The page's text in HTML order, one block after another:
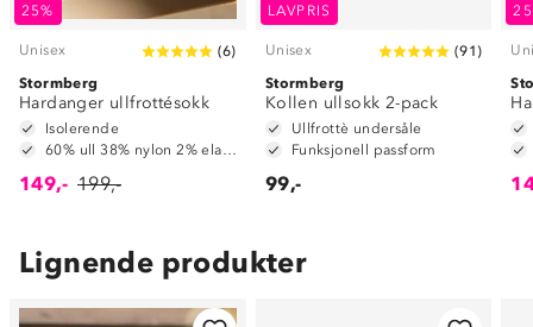
25%
Unisex (6)
Stormberg
Hardanger ullfrottésokk
Isolerende
149,- 199,-
LAVPRIS
Unisex (91 )
Stormberg
Kollen ullsokk 2-pack
Ullfrottè undersåle
Funksjonell passform
99,-
Lignende produkter